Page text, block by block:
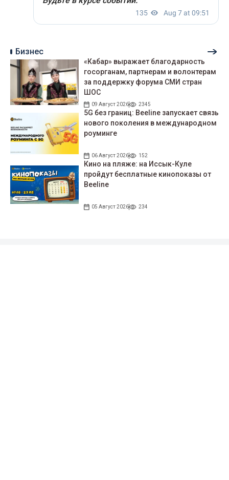
Бизнес
«Кабар» выражает благодарность
госорганам, партнерам и волонтерам
за поддержку форума СМИ стран
ШОС
09 Август 2026 2345
5G без границ: Beeline запускает связь
нового поколения в международном
роуминге
06 Август 2026 152
Кино на пляже: на Иссык-Куле
пройдут беcплатные кинопоказы от
Beeline
05 Август 2026 234